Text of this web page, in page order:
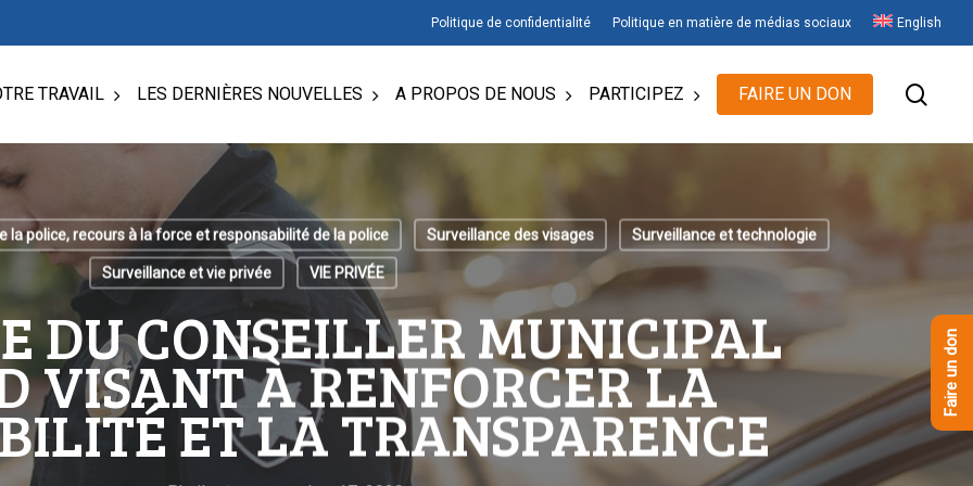
Politique de confidentialité Politique en matière de médias sociaux English
TRAVAIL LES DERNIÈRES NOUVELLES A PROPOS DE NOUS PARTICIPEZ FAIRE UN DON
la police, recours à la force et responsabilité de la police Surveillance des visages Surveillance et technologie
Surveillance et vie privée VIE PRIVÉE
DU CONSEILLER MUNICIPAL
VISANT À RENFORCER LA
ET LA TRANSPARENCE
Faire un don